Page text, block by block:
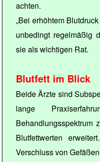
achten.
„Bei erhöhtem
unbedingt regelmäßig
sie als wichtigen Rat.
Blutfett im Blick
Beide Ärzte sind
lange
Behandlungsspektrum
Blutfettwerten
Verschluss von